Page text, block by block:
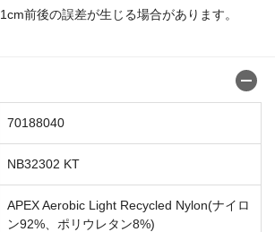
前後の誤差が生じる場合があります。
70188040
NB32302 KT
APEX Aerobic Light Recycled Nylon(ナイロ
ン92%、ポリウレタン8%)